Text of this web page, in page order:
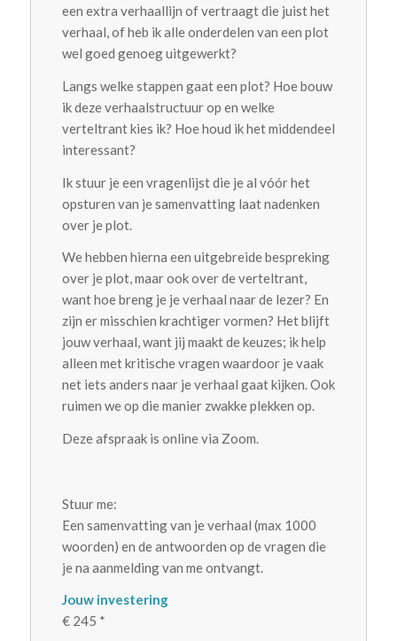
een extra verhaallijn of vertraagt die juist het
verhaal, of heb ik alle onderdelen van een plot
wel goed genoeg uitgewerkt?
Langs welke stappen gaat een plot? Hoe bouw
ik deze verhaalstructuur op en welke
verteltrant kies ik? Hoe houd ik het middendeel
interessant?
Ik stuur je een vragenlijst die je al vóór het
opsturen van je samenvatting laat nadenken
over je plot.
We hebben hierna een uitgebreide bespreking
over je plot, maar ook over de verteltrant,
want hoe breng je je verhaal naar de lezer? En
zijn er misschien krachtiger vormen? Het blijft
jouw verhaal, want jij maakt de keuzes; ik help
alleen met kritische vragen waardoor je vaak
net iets anders naar je verhaal gaat kijken. Ook
ruimen we op die manier zwakke plekken op.
Deze afspraak is online via Zoom.
Stuur me:
Een samenvatting van je verhaal (max 1000
woorden) en de antwoorden op de vragen die
je na aanmelding van me ontvangt.
Jouw investering
€ 245 *